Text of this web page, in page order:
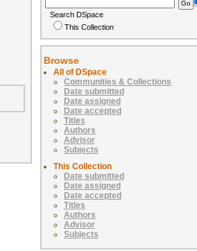
Search DSpace
This Collection
Browse
All of DSpace
Communities & Collections
Date submitted
Date assigned
Date accepted
Titles
Authors
Advisor
Subjects
This Collection
Date submitted
Date assigned
Date accepted
Titles
Authors
Advisor
Subjects